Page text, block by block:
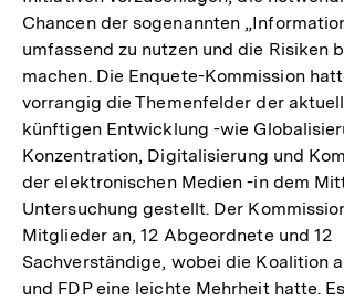
Chancen der sogenannten
umfassend zu nutzen und die Risiken
machen. Die Enquete-Kommission
vorrangig die Themenfelder der
künftigen Entwicklung -wie
Konzentration, Digitalisierung und
der elektronischen Medien -in dem
Untersuchung gestellt. Der
Mitglieder an, 12 Abgeordnete und 12
Sachverständige, wobei die Koalition
und FDP eine leichte Mehrheit hatte.